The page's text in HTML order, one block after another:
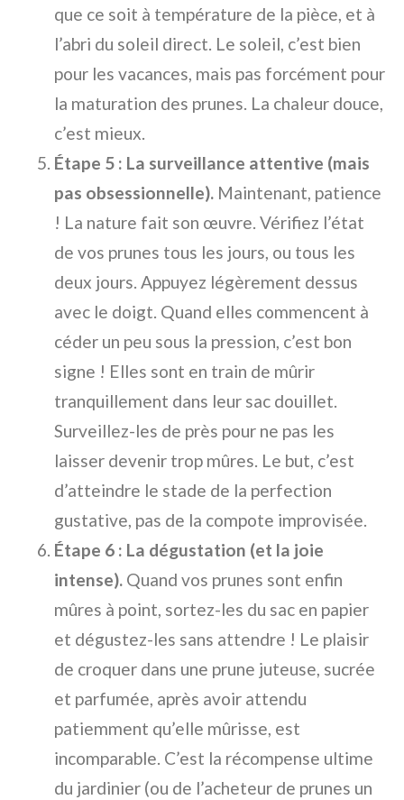
que ce soit à température de la pièce, et à
l’abri du soleil direct. Le soleil, c’est bien
pour les vacances, mais pas forcément pour
la maturation des prunes. La chaleur douce,
c’est mieux.
Étape 5 : La surveillance attentive (mais
pas obsessionnelle). Maintenant, patience
! La nature fait son œuvre. Vérifiez l’état
de vos prunes tous les jours, ou tous les
deux jours. Appuyez légèrement dessus
avec le doigt. Quand elles commencent à
céder un peu sous la pression, c’est bon
signe ! Elles sont en train de mûrir
tranquillement dans leur sac douillet.
Surveillez-les de près pour ne pas les
laisser devenir trop mûres. Le but, c’est
d’atteindre le stade de la perfection
gustative, pas de la compote improvisée.
Étape 6 : La dégustation (et la joie
intense). Quand vos prunes sont enfin
mûres à point, sortez-les du sac en papier
et dégustez-les sans attendre ! Le plaisir
de croquer dans une prune juteuse, sucrée
et parfumée, après avoir attendu
patiemment qu’elle mûrisse, est
incomparable. C’est la récompense ultime
du jardinier (ou de l’acheteur de prunes un